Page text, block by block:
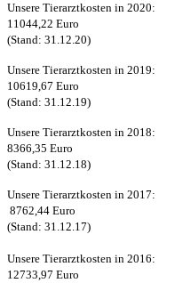
Unsere Tierarztkosten in 2020:
11044,22 Euro
(Stand: 31.12.20)
Unsere Tierarztkosten in 2019:
10619,67 Euro
(Stand: 31.12.19)
Unsere Tierarztkosten in 2018:
8366,35 Euro
(Stand: 31.12.18)
Unsere Tierarztkosten in 2017:
8762,44 Euro
(Stand: 31.12.17)
Unsere Tierarztkosten in 2016:
12733,97 Euro